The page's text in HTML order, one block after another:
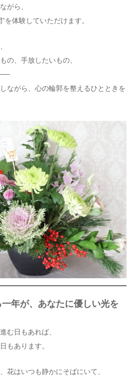
がら、
を体験していただけます。
の、手放したいもの、
──
ながら、心の輪郭を整えるひとときを
年が、あなたに優しい光を
む日もあれば、
もあります。
花はいつも静かにそばにいて、